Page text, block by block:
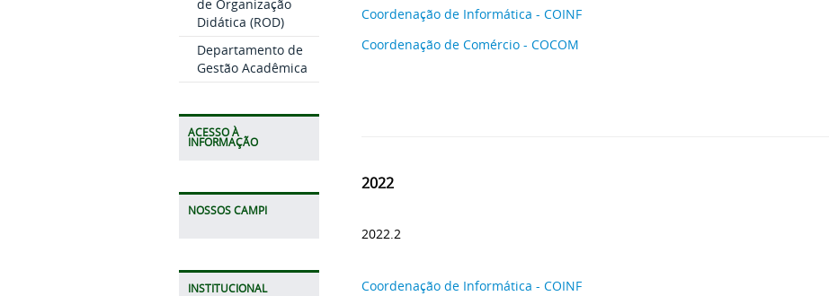
de Organização
Didática (ROD)
Departamento de
Gestão Acadêmica
ACESSO À
INFORMAÇÃO
NOSSOS CAMPI
INSTITUCIONAL
Coordenação de Informática - COINF
Coordenação de Comércio - COCOM
2022
2022.2
Coordenação de Informática - COINF